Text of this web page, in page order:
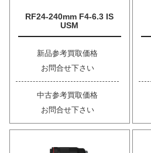
RF24-240mm F4-6.3 IS
USM
新品参考買取価格
お問合せ下さい
中古参考買取価格
お問合せ下さい